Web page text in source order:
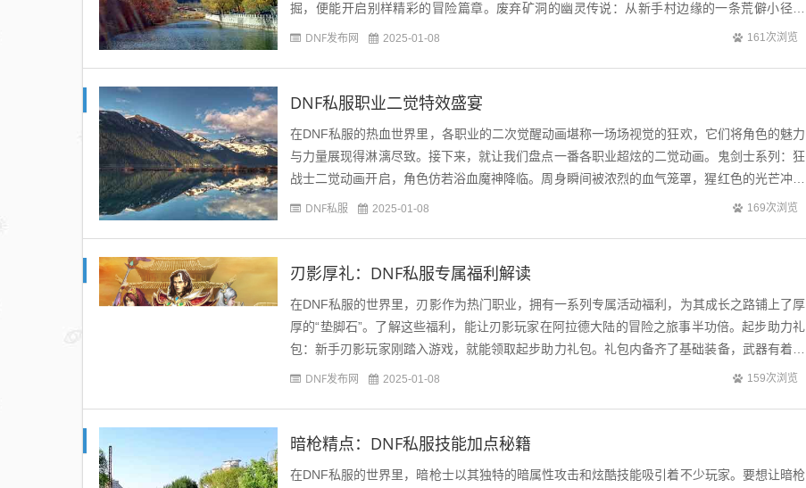
掘，便能开启别样精彩的冒险篇章。废弃矿洞的幽灵传说：从新手村边缘的一条荒僻小径深
入，便能寻得一处废弃矿洞。初入此地，阴暗潮湿的气息扑面而...
DNF发布网 2025-01-08 161次浏览
DNF私服职业二觉特效盛宴
在DNF私服的热血世界里，各职业的二次觉醒动画堪称一场场视觉的狂欢，它们将角色的魅力
与力量展现得淋漓尽致。接下来，就让我们盘点一番各职业超炫的二觉动画。鬼剑士系列：狂
战士二觉动画开启，角色仿若浴血魔神降临。周身瞬间被浓烈的血气笼罩，猩红色的光芒冲天
而起，手中的巨剑染上一层邪异的血光，随着怒吼，身形暴...
DNF私服 2025-01-08 169次浏览
刃影厚礼：DNF私服专属福利解读
在DNF私服的世界里，刃影作为热门职业，拥有一系列专属活动福利，为其成长之路铺上了厚
厚的“垫脚石”。了解这些福利，能让刃影玩家在阿拉德大陆的冒险之旅事半功倍。起步助力礼
包：新手刃影玩家刚踏入游戏，就能领取起步助力礼包。礼包内备齐了基础装备，武器有着不
俗的初始攻击力，防具也足以抵挡前期小怪的攻击，让刃...
DNF发布网 2025-01-08 159次浏览
暗枪精点：DNF私服技能加点秘籍
在DNF私服的世界里，暗枪士以其独特的暗属性攻击和炫酷技能吸引着不少玩家。要想让暗枪